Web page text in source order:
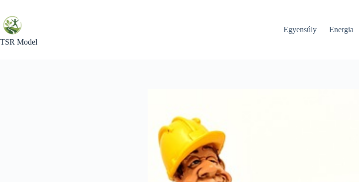
content
TSR Model
Egyensúly Energia